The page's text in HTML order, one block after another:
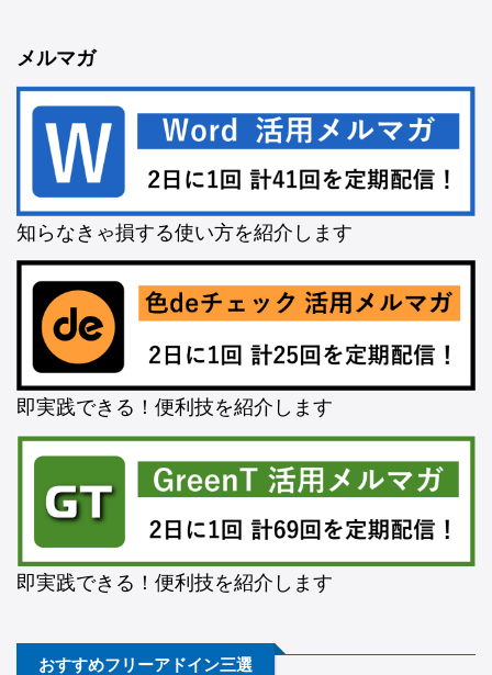
メルマガ
知らなきゃ損する使い方を紹介します
即実践できる！便利技を紹介します
即実践できる！便利技を紹介します
おすすめフリーアドイン三選